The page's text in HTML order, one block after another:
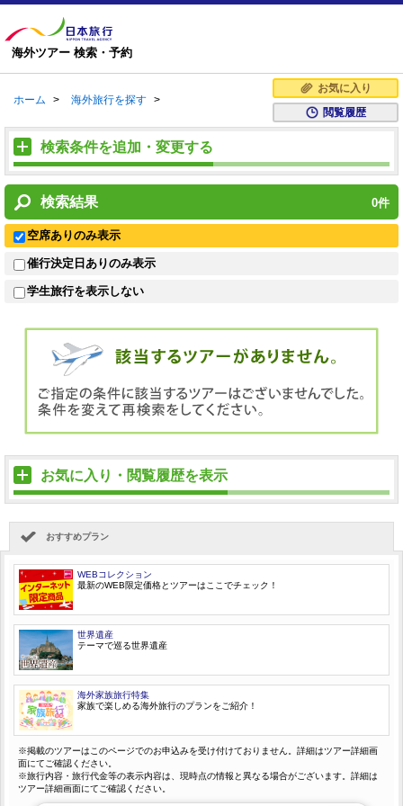
海外ツアー 検索・予約
ホーム > 海外旅行を探す >
お気に入り
閲覧履歴
検索条件を追加・変更する
検索結果 0件
空席ありのみ表示
催行決定日ありのみ表示
学生旅行を表示しない
お気に入り・閲覧履歴を表示
おすすめプラン
WEBコレクション
最新のWEB限定価格とツアーはここでチェック！
世界遺産
テーマで巡る世界遺産
海外家族旅行特集
家族で楽しめる海外旅行のプランをご紹介！
※掲載のツアーはこのページでのお申込みを受け付けておりません。詳細はツアー詳細画
面にてご確認ください。
※旅行内容・旅行代金等の表示内容は、現時点の情報と異なる場合がございます。詳細は
ツアー詳細画面にてご確認ください。